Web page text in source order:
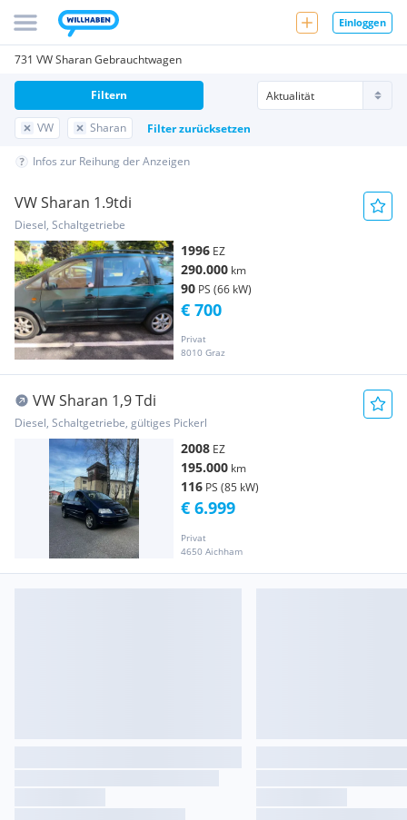
Einloggen
731 VW Sharan Gebrauchtwagen
VW Sharan Filter zurücksetzen
Filtern
Infos zur Reihung der Anzeigen
VW Sharan 1.9tdi
Diesel, Schaltgetriebe
1996 EZ
290.000 km
90 PS (66 kW)
Privat
8010 Graz
€ 700
VW Sharan 1,9 Tdi
Diesel, Schaltgetriebe, gültiges Pickerl
2008 EZ
195.000 km
116 PS (85 kW)
Privat
4650 Aichham
€ 6.999